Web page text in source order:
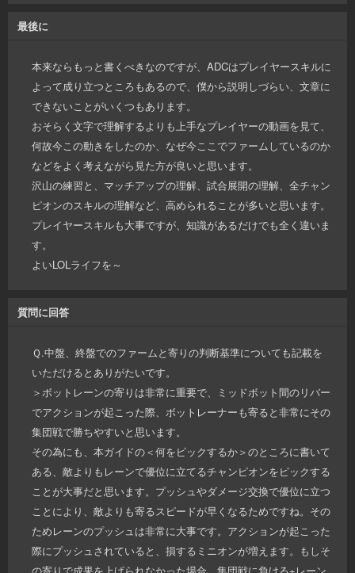
最後に
本来ならもっと書くべきなのですが、ADCはプレイヤースキルに
よって成り立つところもあるので、僕から説明しづらい、文章に
できないことがいくつもあります。
おそらく文字で理解するよりも上手なプレイヤーの動画を見て、
何故今この動きをしたのか、なぜ今ここでファームしているのか
などをよく考えながら見た方が良いと思います。
沢山の練習と、マッチアップの理解、試合展開の理解、全チャン
ピオンのスキルの理解など、高められることが多いと思います。
プレイヤースキルも大事ですが、知識があるだけでも全く違いま
す。
よいLOLライフを～
質問に回答
Ｑ.中盤、終盤でのファームと寄りの判断基準についても記載を
いただけるとありがたいです。
＞ボットレーンの寄りは非常に重要で、ミッドボット間のリバー
でアクションが起こった際、ボットレーナーも寄ると非常にその
集団戦で勝ちやすいと思います。
その為にも、本ガイドの＜何をピックするか＞のところに書いて
ある、敵よりもレーンで優位に立てるチャンピオンをピックする
ことが大事だと思います。プッシュやダメージ交換で優位に立つ
ことにより、敵よりも寄るスピードが早くなるためですね。その
ためレーンのプッシュは非常に大事です。アクションが起こった
際にプッシュされていると、損するミニオンが増えます。もしそ
の寄りで成果を上げられなかった場合、集団戦に負ける+レーン